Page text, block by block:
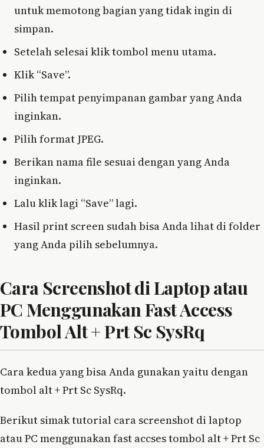
untuk memotong bagian yang tidak ingin di
simpan.
Setelah selesai klik tombol menu utama.
Klik “Save”.
Pilih tempat penyimpanan gambar yang Anda
inginkan.
Pilih format JPEG.
Berikan nama file sesuai dengan yang Anda
inginkan.
Lalu klik lagi “Save” lagi.
Hasil print screen sudah bisa Anda lihat di folder
yang Anda pilih sebelumnya.
Cara Screenshot di Laptop atau
PC Menggunakan Fast Access
Tombol Alt + Prt Sc SysRq
Cara kedua yang bisa Anda gunakan yaitu dengan
tombol alt + Prt Sc SysRq.
Berikut simak tutorial cara screenshot di laptop
atau PC menggunakan fast accses tombol alt + Prt Sc